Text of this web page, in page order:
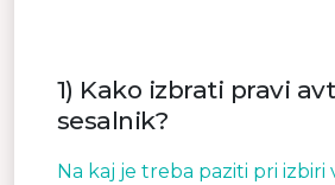
1) Kako izbrati pravi
sesalnik?
Na kaj je treba paziti pri izbiri